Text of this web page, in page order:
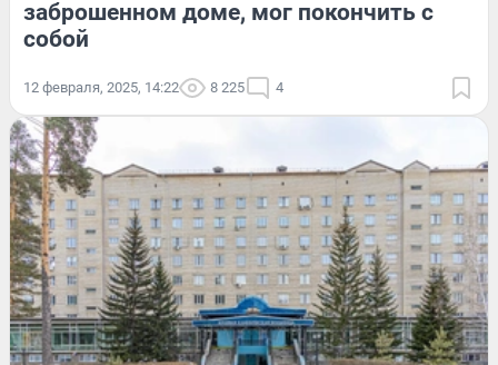
заброшенном доме, мог покончить с
собой
12 февраля, 2025, 14:22 8 225 4